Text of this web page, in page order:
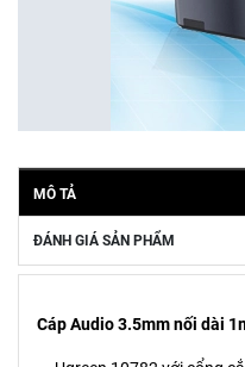
MÔ TẢ
ĐÁNH GIÁ SẢN PHẨM
Cáp Audio 3.5mm nối dài